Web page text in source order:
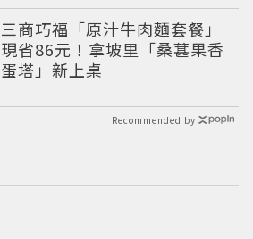
三商巧福「原汁牛肉麵套餐」
現省86元！拿坡里「桑葚果香
蛋塔」新上桌
Recommended by